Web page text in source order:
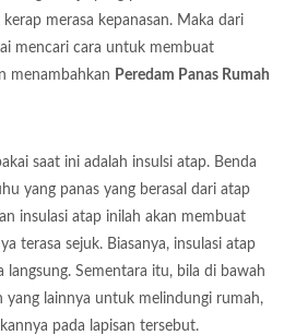
merasa kepanasan. Maka dari
mencari cara untuk membuat
menambahkan Peredam Panas Rumah
saat ini adalah insulsi atap. Benda
yang panas yang berasal dari atap
insulasi atap inilah akan membuat
terasa sejuk. Biasanya, insulasi atap
langsung. Sementara itu, bila di bawah
yang lainnya untuk melindungi rumah,
pada lapisan tersebut.